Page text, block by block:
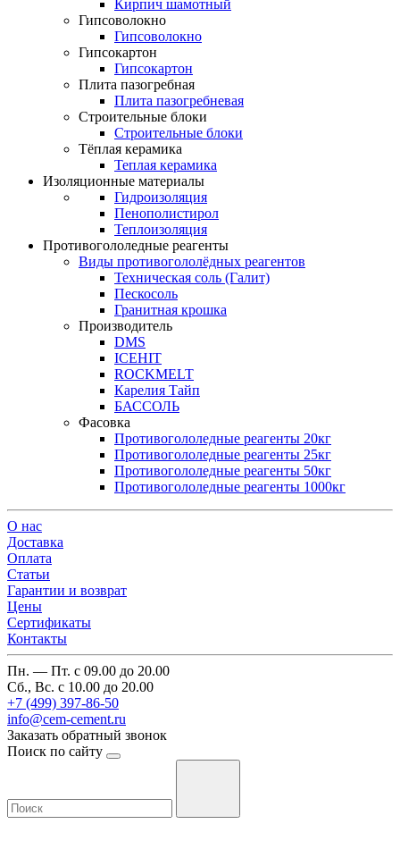
Кирпич шамотный
Гипсоволокно
Гипсоволокно
Гипсокартон
Гипсокартон
Плита пазогребная
Плита пазогребневая
Строительные блоки
Строительные блоки
Тёплая керамика
Теплая керамика
Изоляционные материалы
Гидроизоляция
Пенополистирол
Теплоизоляция
Противогололедные реагенты
Виды противогололёдных реагентов
Техническая соль (Галит)
Пескосоль
Гранитная крошка
Производитель
DMS
ICEHIT
ROCKMELT
Карелия Тайп
БАССОЛЬ
Фасовка
Противогололедные реагенты 20кг
Противогололедные реагенты 25кг
Противогололедные реагенты 50кг
Противогололедные реагенты 1000кг
О нас
Доставка
Оплата
Cтатьи
Гарантии и возврат
Цены
Сертификаты
Контакты
Пн. — Пт. с 09.00 до 20.00
Сб., Вс. с 10.00 до 20.00
+7 (499) 397-86-50
info@cem-cement.ru
Заказать обратный звонок
Поиск по сайту